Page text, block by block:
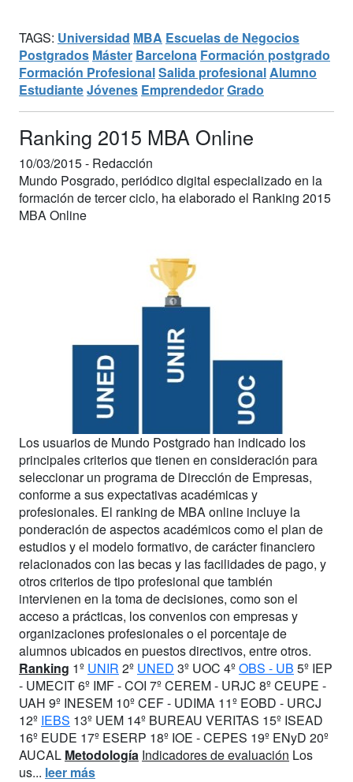
TAGS: Universidad MBA Escuelas de Negocios
Postgrados Máster Barcelona Formación postgrado
Formación ProfesionalSalida profesional Alumno
EstudianteJóvenes EmprendedorGrado
Ranking 2015 MBA Online
10/03/2015 - Redacción
Mundo Posgrado, periódico digital especializado en la
formación de tercer ciclo, ha elaborado el Ranking 2015
MBA Online
Los usuarios de Mundo Postgrado han indicado los
principales criterios que tienen en consideración para
seleccionar un programa de Dirección de Empresas,
conforme a sus expectativas académicas y
profesionales. El ranking de MBA online incluye la
ponderación de aspectos académicos como el plan de
estudios y el modelo formativo, de carácter financiero
relacionados con las becas y las facilidades de pago, y
otros criterios de tipo profesional que también
intervienen en la toma de decisiones, como son el
acceso a prácticas, los convenios con empresas y
organizaciones profesionales o el porcentaje de
alumnos ubicados en puestos directivos, entre otros.
Ranking 1º UNIR 2º UNED 3º UOC 4ºOBS - UB 5º IEP
- UMECIT 6º IMF - COI 7º CEREM - URJC 8º CEUPE -
UAH 9º INESEM 10º CEF - UDIMA 11º EOBD - URCJ
12º IEBS 13º UEM 14º BUREAU VERITAS 15º ISEAD
16º EUDE 17º ESERP 18º IOE - CEPES 19º ENyD 20º
AUCAL Metodología Indicadores de evaluación Los
us... leer más